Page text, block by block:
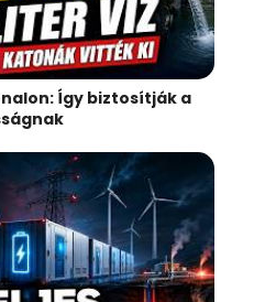
Így biztosítják a